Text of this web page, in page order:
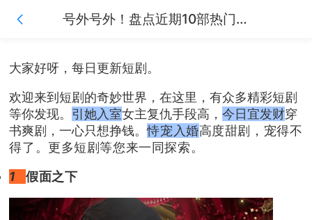
号外号外！盘点近期10部热门短剧，您看完了吗？
大家好呀，每日更新短剧。
欢迎来到短剧的奇妙世界，在这里，有众多精彩短剧
等你发现。 引她入室女主复仇手段高，今日宜发财穿
书爽剧，一心只想挣钱。恃宠入婚高度甜剧，宠得不
得了。更多短剧等您来一同探索。
1 假面之下